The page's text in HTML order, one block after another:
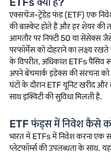
एक्सचेंज-ट्रेडेड फंड (ETF) एक
की बास्केट होते हैं और हर शेयर की
आमतौर पर निफ्टी 50 या सेंसेक्स
परफॉर्मेंस को दोहराने का लक्ष्य
के विपरीत, अधिकांश ETFs
अपने बेंचमार्क इंडेक्स की संरचना को
घंटों के दौरान ETF यूनिट खरीद
साथ इक्विटी की सुविधा मिलती है.
ETF फंड्स में निवेश कैसे
भारत में ETFs में निवेश करना एक
प्लेटफॉर्म्स की उपलब्धता के साथ.